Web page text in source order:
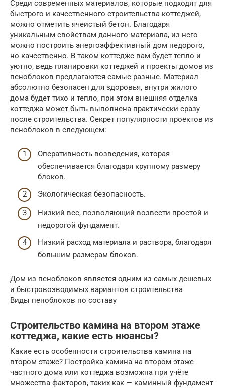
Среди современных материалов, которые подходят для
быстрого и качественного строительства коттеджей,
можно отметить ячеистый бетон. Благодаря
уникальным свойствам данного материала, из него
можно построить энергоэффективный дом недорого,
но качественно. В таком коттедже вам будет тепло и
уютно, ведь планировки коттеджей и проекты домов из
пеноблоков предлагаются самые разные. Материал
абсолютно безопасен для здоровья, внутри жилого
дома будет тихо и тепло, при этом внешняя отделка
коттеджа может быть выполнена практически сразу
после строительства. Секрет популярности проектов из
пеноблоков в следующем:
Оперативность возведения, которая
обеспечивается благодаря крупному размеру
блоков.
Экологическая безопасность.
Низкий вес, позволяющий возвести простой и
недорогой фундамент.
Низкий расход материала и раствора, благодаря
большим размерам блоков.
Дом из пеноблоков является одним из самых дешевых
и быстровозводимых вариантов строительства
Виды пеноблоков по составу
Строительство камина на втором этаже
коттеджа, какие есть нюансы?
Какие есть особенности строительства камина на
втором этаже? Постройка камина на втором этаже
частного дома или коттеджа возможна при учёте
множества факторов, таких как — каминный фундамент